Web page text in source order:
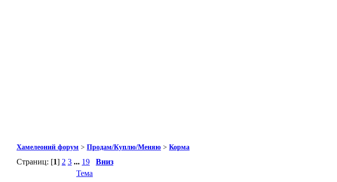
Хамелеоний форум > Продам/Куплю/Меняю > Корма
Страниц: [1] 2 3 ... 19
Вниз
Тема